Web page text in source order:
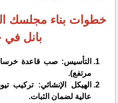
خطوات بناء مجلسك
بانل
​التأسيس: صب قاعدة
مرتفع).
​الهيكل الإنشائي: تركيب
عالية لضمان الثبات.